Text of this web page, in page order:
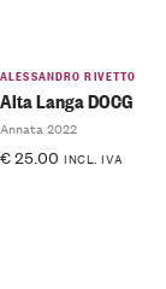
ALESSANDRO RIVETTO
Alta Langa DOCG
Annata 2022
€25.00 INCL. IVA